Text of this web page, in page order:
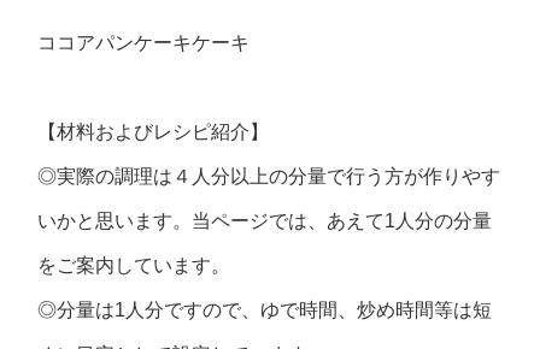
ココアパンケーキケーキ
【材料およびレシピ紹介】
◎実際の調理は４人分以上の分量で行う方が作りやす
いかと思います。当ページでは、あえて1人分の分量
をご案内しています。
◎分量は1人分ですので、ゆで時間、炒め時間等は短